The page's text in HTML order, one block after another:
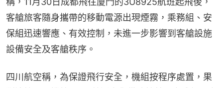
客艙旅客隨身攜帶的移動電源出現煙霧，乘務組、安
保組迅速響應、有效控制，未進一步影響到客艙設施
設備安全及客艙秩序。
四川航空稱，為保證飛行安全，機組按程序處置，果